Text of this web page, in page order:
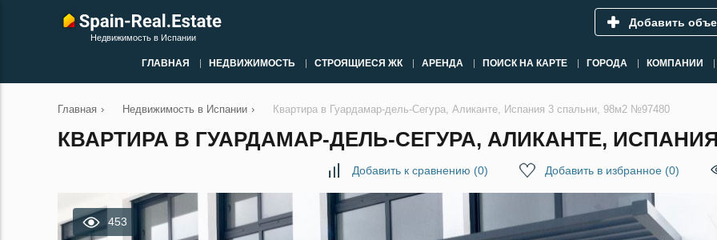
Недвижимость в Испании
Добавить
ГЛАВНАЯ НЕДВИЖИМОСТЬ СТРОЯЩИЕСЯ ЖК АРЕНДА ПОИСК НА КАРТЕ ГОРОДА КОМПАНИИ
Главная › Недвижимость в Испании › Квартира в Гуардамар-дель-Сегура, Аликанте, Испания 3 спальни, 98м2 №97480
КВАРТИРА В ГУАРДАМАР-ДЕЛЬ-СЕГУРА, АЛИКАНТЕ,
Добавить к сравнению (0) Добавить в избранное (0)
453